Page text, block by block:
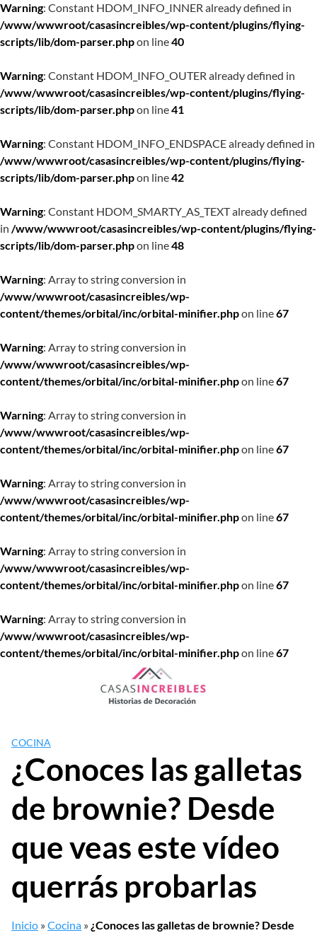
Warning: Constant HDOM_INFO_INNER already defined in
/www/wwwroot/casasincreibles/wp-content/plugins/flying-
scripts/lib/dom-parser.phpon line40
Warning: Constant HDOM_INFO_OUTER already defined in
/www/wwwroot/casasincreibles/wp-content/plugins/flying-
scripts/lib/dom-parser.phpon line41
Warning: Constant HDOM_INFO_ENDSPACE already defined in
/www/wwwroot/casasincreibles/wp-content/plugins/flying-
scripts/lib/dom-parser.phpon line42
Warning: Constant HDOM_SMARTY_AS_TEXT already defined
in /www/wwwroot/casasincreibles/wp-content/plugins/flying-
scripts/lib/dom-parser.phpon line48
Warning: Array to string conversion in
/www/wwwroot/casasincreibles/wp-
content/themes/orbital/inc/orbital-minifier.phpon line67
Warning: Array to string conversion in
/www/wwwroot/casasincreibles/wp-
content/themes/orbital/inc/orbital-minifier.phpon line67
Warning: Array to string conversion in
/www/wwwroot/casasincreibles/wp-
content/themes/orbital/inc/orbital-minifier.phpon line67
Warning: Array to string conversion in
/www/wwwroot/casasincreibles/wp-
content/themes/orbital/inc/orbital-minifier.phpon line67
Warning: Array to string conversion in
/www/wwwroot/casasincreibles/wp-
content/themes/orbital/inc/orbital-minifier.phpon line67
Warning: Array to string conversion in
/www/wwwroot/casasincreibles/wp-
content/themes/orbital/inc/orbital-minifier.phpon line67
COCINA
¿Conoces las galletas
de brownie? Desde
que veas este vídeo
querrás probarlas
Inicio »Cocina » ¿Conoces las galletas de brownie? Desde